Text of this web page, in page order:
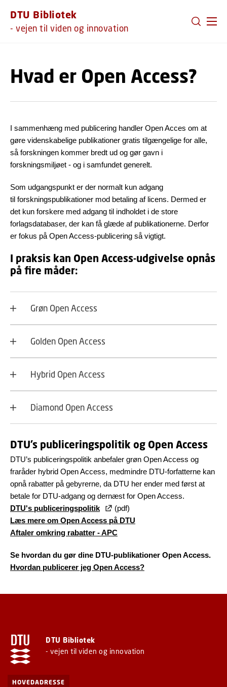
DTU Bibliotek
- vejen til viden og innovation
Hvad er Open Access?
I sammenhæng med publicering handler Open Acces om at
gøre videnskabelige publikationer gratis tilgængelige for alle,
så forskningen kommer bredt ud og gør gavn i
forskningsmiljøet - og i samfundet generelt.
Som udgangspunkt er der normalt kun adgang
til forskningspublikationer mod betaling af licens. Dermed er
det kun forskere med adgang til indholdet i de store
forlagsdatabaser, der kan få glæde af publikationerne. Derfor
er fokus på Open Access-publicering så vigtigt.
I praksis kan Open Access-udgivelse opnås
på fire måder:
Grøn Open Access
Golden Open Access
Hybrid Open Access
Diamond Open Access
DTU’s publiceringspolitik og Open Access
DTU’s publiceringspolitik anbefaler grøn Open Access og
fraråder hybrid Open Access, medmindre DTU-forfatterne kan
opnå rabatter på gebyrerne, da DTU her ender med først at
betale for DTU-adgang og dernæst for Open Access.
DTU's publiceringspolitik
(pdf)
Læs mere om Open Access på DTU
Aftaler omkring rabatter - APC
Se hvordan du gør dine DTU-publikationer Open Access.
Hvordan publicerer jeg Open Access?
DTU Bibliotek
- vejen til viden og innovation
HOVEDADRESSE